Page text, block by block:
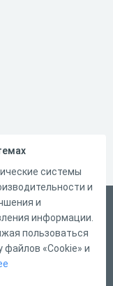
системы
и
и
информации.
пользоваться
файлов «Cookie» и